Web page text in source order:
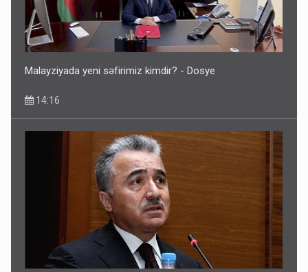
Malayziyada yeni səfirimiz kimdir? - Dosye
14:16